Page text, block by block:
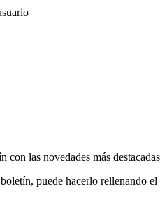
con las novedades más
puede hacerlo rellenando